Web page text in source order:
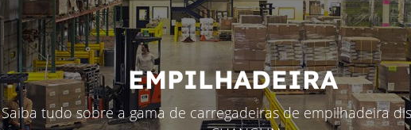
EMPILHADEIRA
Saiba tudo sobre a gama de carregadeiras de empilhadeira